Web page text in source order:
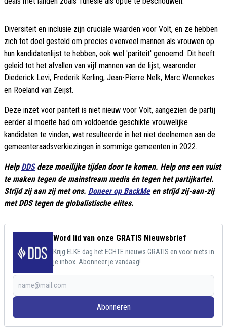
Diversiteit en inclusie zijn cruciale waarden voor Volt, en ze hebben
zich tot doel gesteld om precies evenveel mannen als vrouwen op
hun kandidatenlijst te hebben, ook wel 'pariteit' genoemd. Dit heeft
geleid tot het afvallen van vijf mannen van de lijst, waaronder
Diederick Levi, Frederik Kerling, Jean-Pierre Nelk, Marc Wennekes
en Roeland van Zeijst.
Deze inzet voor pariteit is niet nieuw voor Volt, aangezien de partij
eerder al moeite had om voldoende geschikte vrouwelijke
kandidaten te vinden, wat resulteerde in het niet deelnemen aan de
gemeenteraadsverkiezingen in sommige gemeenten in 2022.
Help DDSdeze moeilijke tijden door te komen. Help ons een vuist
te maken tegen de mainstream media én tegen het partijkartel.
Strijd zij aan zij met ons. Doneer op BackMeen strijd zij-aan-zij
met DDS tegen de globalistische elites.
Word lid van onze GRATIS Nieuwsbrief
Krijg ELKE dag het ECHTE nieuws GRATIS en voor niets in
je inbox. Abonneer je vandaag!
Abonneren